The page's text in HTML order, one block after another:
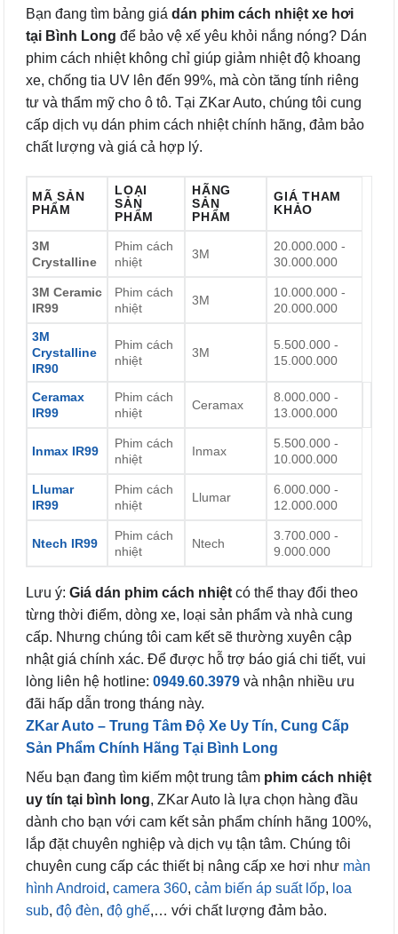
Bạn đang tìm bảng giá dán phim cách nhiệt xe hơi
tại Bình Long để bảo vệ xế yêu khỏi nắng nóng? Dán
phim cách nhiệt không chỉ giúp giảm nhiệt độ khoang
xe, chống tia UV lên đến 99%, mà còn tăng tính riêng
tư và thẩm mỹ cho ô tô. Tại ZKar Auto, chúng tôi cung
cấp dịch vụ dán phim cách nhiệt chính hãng, đảm bảo
chất lượng và giá cả hợp lý.
MÃ SẢN
PHẨM
LOẠI
SẢN
PHẨM
HÃNG
SẢN
PHẨM
GIÁ THAM
KHẢO
3M
Crystalline
Phim cách
nhiệt
3M
20.000.000 -
30.000.000
3M Ceramic
IR99
Phim cách
nhiệt
3M
10.000.000 -
20.000.000
3M
Crystalline
IR90
Phim cách
nhiệt
3M
5.500.000 -
15.000.000
Ceramax
IR99
Phim cách
nhiệt
Ceramax
8.000.000 -
13.000.000
Inmax IR99
Phim cách
nhiệt
Inmax
5.500.000 -
10.000.000
Llumar
IR99
Phim cách
nhiệt
Llumar
6.000.000 -
12.000.000
Ntech IR99
Phim cách
nhiệt
Ntech
3.700.000 -
9.000.000
Lưu ý: Giá dán phim cách nhiệt có thể thay đổi theo
từng thời điểm, dòng xe, loại sản phẩm và nhà cung
cấp. Nhưng chúng tôi cam kết sẽ thường xuyên cập
nhật giá chính xác. Để được hỗ trợ báo giá chi tiết, vui
lòng liên hệ hotline: 0949.60.3979 và nhận nhiều ưu
đãi hấp dẫn trong tháng này.
ZKar Auto – Trung Tâm Độ Xe Uy Tín, Cung Cấp
Sản Phẩm Chính Hãng Tại Bình Long
Nếu bạn đang tìm kiếm một trung tâm phim cách nhiệt
uy tín tại bình long, ZKar Auto là lựa chọn hàng đầu
dành cho bạn với cam kết sản phẩm chính hãng 100%,
lắp đặt chuyên nghiệp và dịch vụ tận tâm. Chúng tôi
chuyên cung cấp các thiết bị nâng cấp xe hơi như màn
hình Android, camera 360, cảm biến áp suất lốp, loa
sub, độ đèn, độ ghế,… với chất lượng đảm bảo.